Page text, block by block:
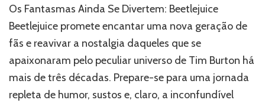
Os Fantasmas Ainda Se Divertem: Beetlejuice
Beetlejuice promete encantar uma nova geração de
fãs e reavivar a nostalgia daqueles que se
apaixonaram pelo peculiar universo de Tim Burton há
mais de três décadas. Prepare-se para uma jornada
repleta de humor, sustos e, claro, a inconfundível